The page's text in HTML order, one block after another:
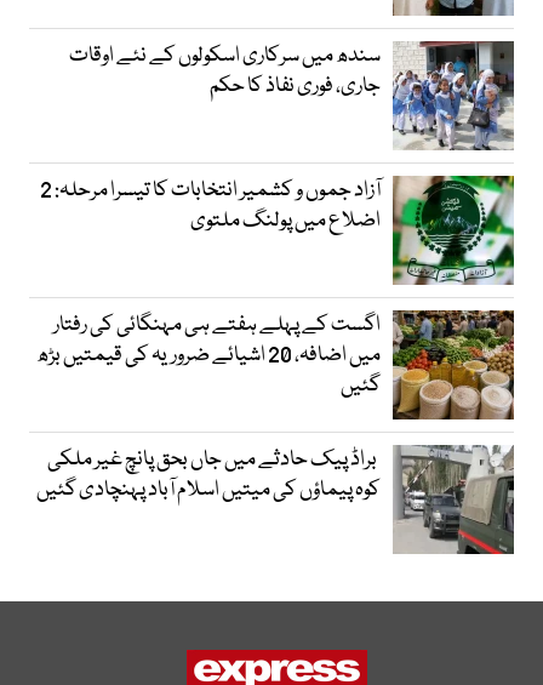
سندھ میں سرکاری اسکولوں کے نئے اوقات
جاری، فوری نفاذ کا حکم
آزاد جموں و کشمیر انتخابات کا تیسرا مرحلہ: 2
اضلاع میں پولنگ ملتوی
اگست کے پہلے ہفتے ہی مہنگائی کی رفتار
میں اضافہ، 20 اشیائے ضروریہ کی قیمتیں بڑھ
گئیں
براڈ پیک حادثے میں جاں بحق پانچ غیر ملکی
کوہ پیماؤں کی میتیں اسلام آباد پہنچادی گئیں